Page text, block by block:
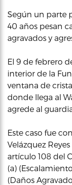
Según un parte
40 años pesan
agravados y
El 9 de febrero
interior de la
ventana de
donde llega al
agrede al
Este caso fue
Velázquez
artículo 108 del
(a)
(Daños